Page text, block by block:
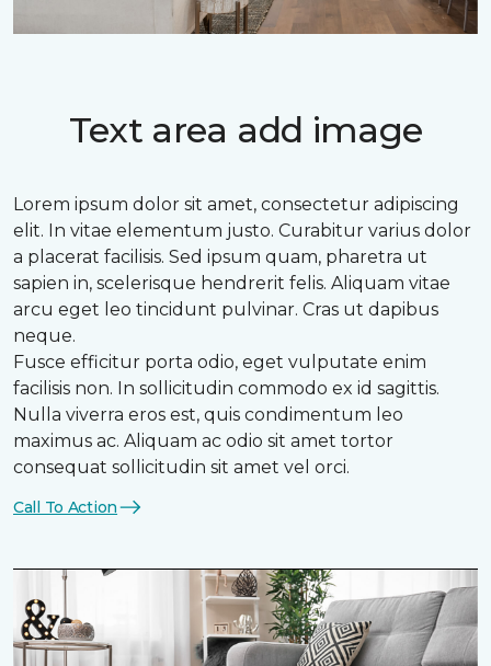
Text area add image
Lorem ipsum dolor sit amet, consectetur adipiscing
elit. In vitae elementum justo. Curabitur varius dolor
a placerat facilisis. Sed ipsum quam, pharetra ut
sapien in, scelerisque hendrerit felis. Aliquam vitae
arcu eget leo tincidunt pulvinar. Cras ut dapibus
neque.
Fusce efficitur porta odio, eget vulputate enim
facilisis non. In sollicitudin commodo ex id sagittis.
Nulla viverra eros est, quis condimentum leo
maximus ac. Aliquam ac odio sit amet tortor
consequat sollicitudin sit amet vel orci.
Call To Action